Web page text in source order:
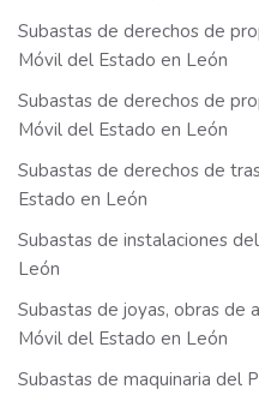
Subastas de derechos de
Móvil del Estado en León
Subastas de derechos de
Móvil del Estado en León
Subastas de derechos de
Estado en León
Subastas de instalaciones
León
Subastas de joyas, obras de
Móvil del Estado en León
Subastas de maquinaria del